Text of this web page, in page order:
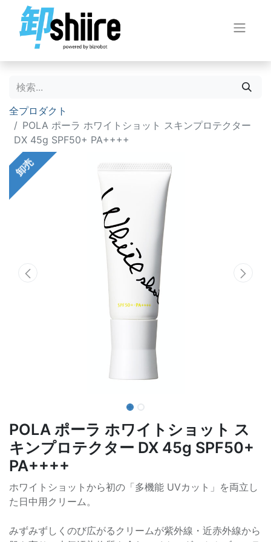
全プロダクト
POLA ポーラ ホワイトショット スキンプロテクター
DX 45g SPF50+ PA++++
卸売
POLA ポーラ ホワイトショット ス
キンプロテクター DX 45g SPF50+
PA++++
ホワイトショットから初の「多機能 UVカット」を両立し
た日中用クリーム。
みずみずしくのび広がるクリームが紫外線・近赤外線から